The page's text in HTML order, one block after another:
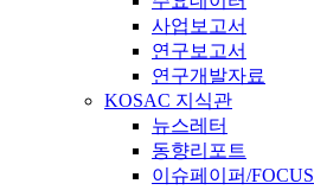
사업보고서
연구보고서
연구개발자료
KOSAC 지식관
뉴스레터
동향리포트
이슈페이퍼/FOCUS